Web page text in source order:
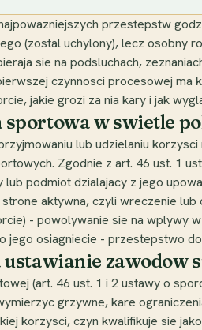
przestepstw
(zostal uchylony), lecz osobny
sie na podsluchach,
czynnosci procesowej ma
jakie grozi za nia kary i jak
w swietle
lub udzielaniu
Zgodnie z art. 46 ust. 1
podmiot dzialajacy z jego
aktywna, czyli wreczenie
- powolywanie sie na wplywy
jego osiagniecie - przestepstwo
ustawianie zawodow
(art. 46 ust. 1 i 2 ustawy o
grzywne, kare
korzysci, czyn kwalifikuje sie